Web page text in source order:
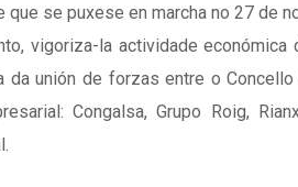
se puxese en marcha no 27 de
vigoriza-la actividade económica
da unión de forzas entre o
Congalsa, Grupo Roig,